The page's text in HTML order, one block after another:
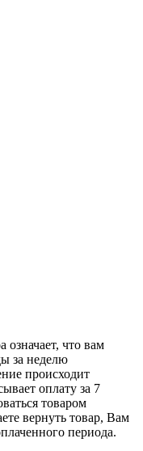
означает, что вам
за неделю
происходит
оплату за 7
товаром
вернуть товар, Вам
периода.